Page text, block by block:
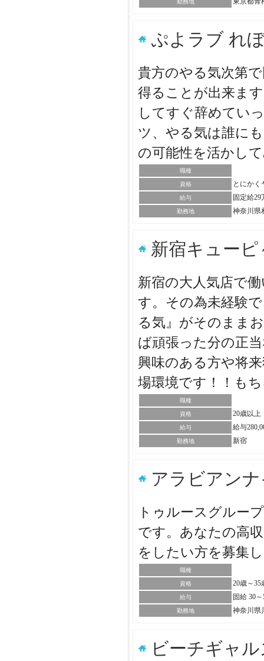
勤務地
ぷよラブ れ
貴方のやる気次第
得ることが出来ま
してすぐ辞めてい
ツ、やる気は誰に
の可能性を活かし
職種
資格 とにかく
給与 固定給
勤務地 神奈川県
新宿キューピ
新宿の大人気店で
す。その為未経験
る気』がそのまま
ば頑張った分の正
興味のある方や将
場環境です！！も
職種
資格 20歳以上
給与 給与
勤務地 新宿
アラビアン
トゥルースグルー
です。あなたの高
をしたい方を募集
職種
資格 20歳～35
給与 固給 30
勤務地 神奈川県
ビーチギャ